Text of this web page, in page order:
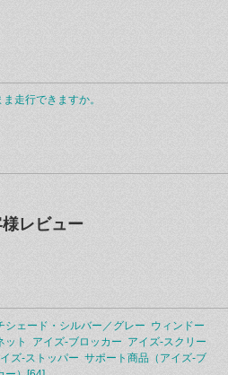
走行できますか。
レビュー
シェード・シルバー／グレー ウィンドー
ット アイズ-ブロッカー アイズ-スクリー
ズ-ストッパー サポート商品（アイズ-ブ